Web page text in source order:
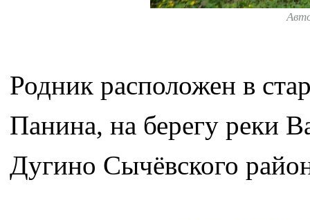
Родник расположен в
Панина, на берегу реки
Дугино Сычёвского